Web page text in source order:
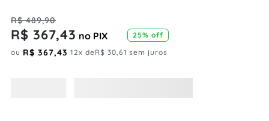
R$ 489,90
R$ 367,43 no PIX 25% off
ou R$ 367,43 12x deR$ 30,61 sem juros